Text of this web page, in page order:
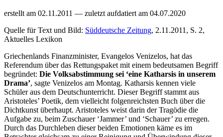
erstellt am 02.11.2011 — zuletzt aufdatiert am 04.07.2020
Quelle für Text und Bild: Süddeutsche Zeitung, 2.11.2011, S. 2,
Aktuelles Lexikon
Griechenlands Finanzminister, Evangelos Venizelos, hat das
Referendum über das Rettungspaket mit einem bedeutsamen Begriff
begründet: Die Volksabstimmung sei ‘eine Katharsis in unserem
Drama’, sagte Venizelos am Montag. Katharsis kennen viele
Schüler aus dem Deutschunterricht. Dieser Begriff stammt aus
Aristoteles’ Poetik, dem vielleicht folgenreichsten Buch über die
Dichtkunst überhaupt. Aristoteles weist darin der Tragödie die
Aufgabe zu, beim Zuschauer ‘Jammer’ und ‘Schauer’ zu erregen.
Durch das Durchleben dieser beiden Emotionen käme es im